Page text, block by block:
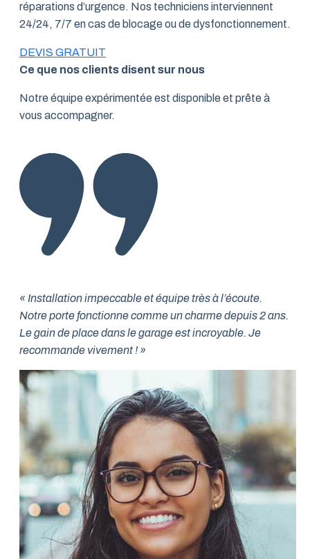
réparations d’urgence. Nos techniciens interviennent
24/24, 7/7 en cas de blocage ou de dysfonctionnement.
DEVIS GRATUIT
Ce que nos clients disent sur nous
Notre équipe expérimentée est disponible et prête à
vous accompagner.
« Installation impeccable et équipe très à l’écoute.
Notre porte fonctionne comme un charme depuis 2 ans.
Le gain de place dans le garage est incroyable. Je
recommande vivement ! »